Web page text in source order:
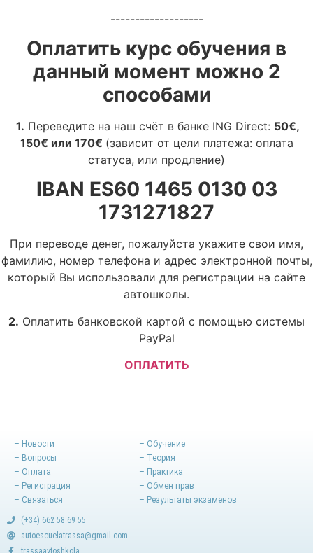
-------------------
Оплатить курс обучения в
данный момент можно 2
способами
1. Переведите на наш счёт в банке ING Direct: 50€,
150€ или 170€ (зависит от цели платежа: оплата
статуса, или продление)
IBAN ES60 1465 0130 03
1731271827
При переводе денег, пожалуйста укажите свои имя,
фамилию, номер телефона и адрес электронной почты,
который Bы использовали для регистрации на сайте
автошколы.
2. Оплатить банковской картой с помощью системы
PayPal
ОПЛАТИТЬ
– Новости
– Вопросы
– Оплата
– Регистрация
– Связаться
– Обучение
– Теория
– Практика
– Обмен прав
– Результаты экзаменов
(+34) 662 58 69 55
autoescuelatrassa@gmail.com
trassaavtoshkola